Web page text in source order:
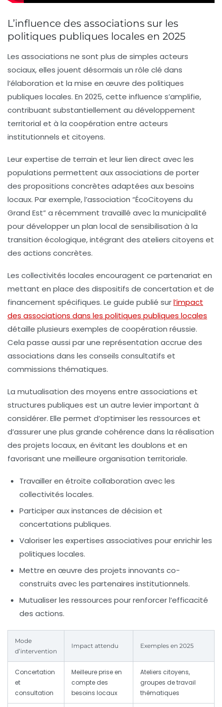
L’influence des associations sur les
politiques publiques locales en 2025
Les associations ne sont plus de simples acteurs
sociaux, elles jouent désormais un rôle clé dans
l’élaboration et la mise en œuvre des politiques
publiques locales. En 2025, cette influence s’amplifie,
contribuant substantiellement au développement
territorial et à la coopération entre acteurs
institutionnels et citoyens.
Leur expertise de terrain et leur lien direct avec les
populations permettent aux associations de porter
des propositions concrètes adaptées aux besoins
locaux. Par exemple, l’association “ÉcoCitoyens du
Grand Est” a récemment travaillé avec la municipalité
pour développer un plan local de sensibilisation à la
transition écologique, intégrant des ateliers citoyens et
des actions concrètes.
Les collectivités locales encouragent ce partenariat en
mettant en place des dispositifs de concertation et de
financement spécifiques. Le guide publié surl’impact
des associations dans les politiques publiques locales
détaille plusieurs exemples de coopération réussie.
Cela passe aussi par une représentation accrue des
associations dans les conseils consultatifs et
commissions thématiques.
La mutualisation des moyens entre associations et
structures publiques est un autre levier important à
considérer. Elle permet d’optimiser les ressources et
d’assurer une plus grande cohérence dans la réalisation
des projets locaux, en évitant les doublons et en
favorisant une meilleure organisation territoriale.
Travailler en étroite collaboration avec les
collectivités locales.
Participer aux instances de décision et
concertations publiques.
Valoriser les expertises associatives pour enrichir les
politiques locales.
Mettre en œuvre des projets innovants co-
construits avec les partenaires institutionnels.
Mutualiser les ressources pour renforcer l’efficacité
des actions.
Mode
d’intervention
Impact attendu Exemples en 2025
Concertation
et
consultation
Meilleure prise en
compte des
besoins locaux
Ateliers citoyens,
groupes de travail
thématiques